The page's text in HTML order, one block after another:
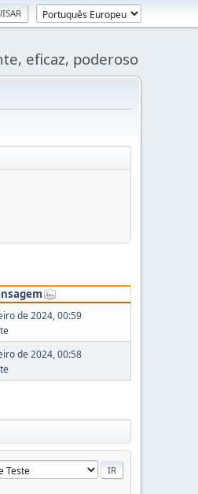
eficaz, poderoso
de 2024, 00:59
de 2024, 00:58